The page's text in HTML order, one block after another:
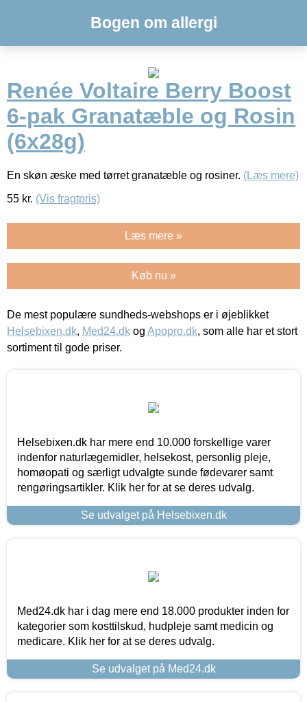
Bogen om allergi
Renée Voltaire Berry Boost
6-pak Granatæble og Rosin
(6x28g)
En skøn æske med tørret granatæble og rosiner. (Læs mere)
55 kr. (Vis fragtpris)
Læs mere »
Køb nu »
De mest populære sundheds-webshops er i øjeblikket
Helsebixen.dk, Med24.dk og Apopro.dk, som alle har et stort
sortiment til gode priser.
Helsebixen.dk har mere end 10.000 forskellige varer
indenfor naturlægemidler, helsekost, personlig pleje,
homøopati og særligt udvalgte sunde fødevarer samt
rengøringsartikler. Klik her for at se deres udvalg.
Se udvalget på Helsebixen.dk
Med24.dk har i dag mere end 18.000 produkter inden for
kategorier som kosttilskud, hudpleje samt medicin og
medicare. Klik her for at se deres udvalg.
Se udvalget på Med24.dk